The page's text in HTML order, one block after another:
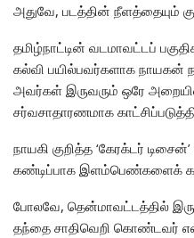
அதுவே, படத்தின் நீளத்தையும்
தமிழ்நாட்டின் வடமாவட்டப்
கல்வி பயில்பவர்களாக நாயகன்
அவர்கள் இருவரும் ஒரே
சர்வசாதாரணமாக
நாயகி குறித்த ‘கேரக்டர்
கண்டிப்பாக இளம்பெண்களைக்
போலவே, தென்மாவட்டத்தில்
தந்தை சாதிவெறி கொண்டவர்